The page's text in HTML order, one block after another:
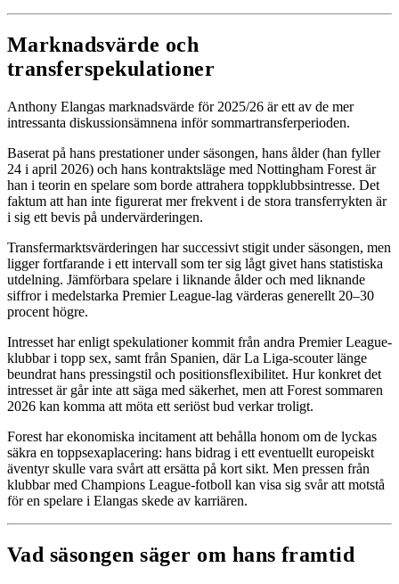
Marknadsvärde och
transferspekulationer
Anthony Elangas marknadsvärde för 2025/26 är ett av de mer
intressanta diskussionsämnena inför sommartransferperioden.
Baserat på hans prestationer under säsongen, hans ålder (han fyller
24 i april 2026) och hans kontraktsläge med Nottingham Forest är
han i teorin en spelare som borde attrahera toppklubbsintresse. Det
faktum att han inte figurerat mer frekvent i de stora transferrykten är
i sig ett bevis på undervärderingen.
Transfermarktsvärderingen har successivt stigit under säsongen, men
ligger fortfarande i ett intervall som ter sig lågt givet hans statistiska
utdelning. Jämförbara spelare i liknande ålder och med liknande
siffror i medelstarka Premier League-lag värderas generellt 20–30
procent högre.
Intresset har enligt spekulationer kommit från andra Premier League-
klubbar i topp sex, samt från Spanien, där La Liga-scouter länge
beundrat hans pressingstil och positionsflexibilitet. Hur konkret det
intresset är går inte att säga med säkerhet, men att Forest sommaren
2026 kan komma att möta ett seriöst bud verkar troligt.
Forest har ekonomiska incitament att behålla honom om de lyckas
säkra en toppsexaplacering: hans bidrag i ett eventuellt europeiskt
äventyr skulle vara svårt att ersätta på kort sikt. Men pressen från
klubbar med Champions League-fotboll kan visa sig svår att motstå
för en spelare i Elangas skede av karriären.
Vad säsongen säger om hans framtid